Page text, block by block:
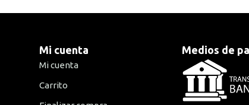
Mi cuenta
Mi cuenta
Carrito
Medios de